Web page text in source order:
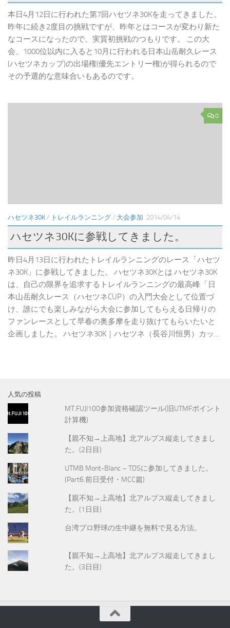
本日4月12日に行われた第7回ハセツネ30Kを走ってきました。
昨年に続き2度目の挑戦ですが、昨年とはコースが変わり新た
なコースになったので、実質初挑戦のつもりです。 この大
会、1000位以内に入ると10月に行われる日本山岳耐久レース
(ハセツネカップ)の出場権(優先エントリー権)が得られるので
その予選的な意味合いもあるのです。
0
ハセツネ30K / トレイルランニング / 大会参加 2014/04/14
ハセツネ30Kに参戦してきました。
昨日4月13日に行われたトレイルランニングのレース「ハセツ
ネ30K」に参戦してきました。 ハセツネ30Kとは ハセツネ30K
は、自己の限界を追求するトレイルランニングの最高峰「日
本山岳耐久レース（ハセツネCUP）の入門大会として位置づ
け、誰にでも楽しみながら大会に参加してもらえる日帰りの
ファンレースとして早春の奥多摩を走り抜けてもらいたいと
企画しました。 ハセツネ30K｜ハセツネ（長谷川恒男）カッ...
人気の投稿
MT.FUJI100参加資格確認ツール(旧UTMFポイント
計算機)
【親不知→上高地】北アルプス縦走してきまし
た。(2日目)
UTMB Mont-Blanc – TDSに参加してきました。
(Part6.前日受付・MCC篇)
【親不知→上高地】北アルプス縦走してきまし
た。(1日目)
台湾プロ野球の生中継を無料で見る方法。
【親不知→上高地】北アルプス縦走してきまし
た。(3日目)